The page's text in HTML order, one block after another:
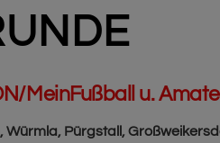
MeinFußball u.
Pürgstall,